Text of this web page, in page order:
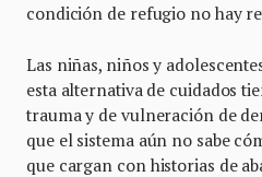
condición de refugio no hay
Las niñas, niños y
esta alternativa de cuidados
trauma y de vulneración de
que el sistema aún no sabe
que cargan con historias de